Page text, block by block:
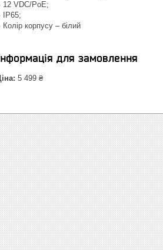
12 VDC/PoE;
IP65;
Колір корпусу – білий
для замовлення
5 499 ₴